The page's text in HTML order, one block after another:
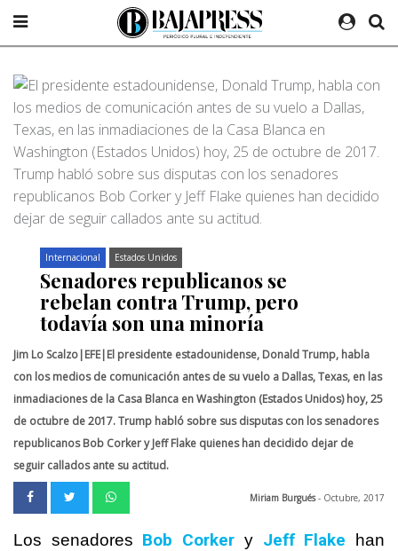
Internacional Estados Unidos
Senadores republicanos se
rebelan contra Trump, pero
todavía son una minoría
Jim Lo Scalzo|EFE|El presidente estadounidense, Donald Trump, habla
con los medios de comunicación antes de su vuelo a Dallas, Texas, en las
inmadiaciones de la Casa Blanca en Washington (Estados Unidos) hoy, 25
de octubre de 2017. Trump habló sobre sus disputas con los senadores
republicanos Bob Corker y Jeff Flake quienes han decidido dejar de
seguir callados ante su actitud.
Miriam Burgués - Octubre, 2017
Los senadores Bob Corker y Jeff Flake han